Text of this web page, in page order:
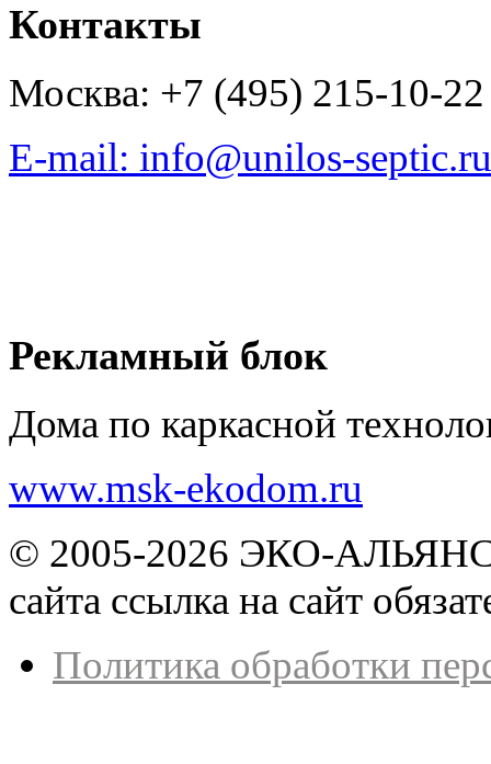
Контакты
Москва: +7 (495) 215-10-22
E-mail: info@unilos-septic.ru
Рекламный блок
Дома по каркасной
www.msk-ekodom.ru
© 2005-2026 ЭКО-АЛЬЯНС |
сайта ссылка на сайт
Политика обработки